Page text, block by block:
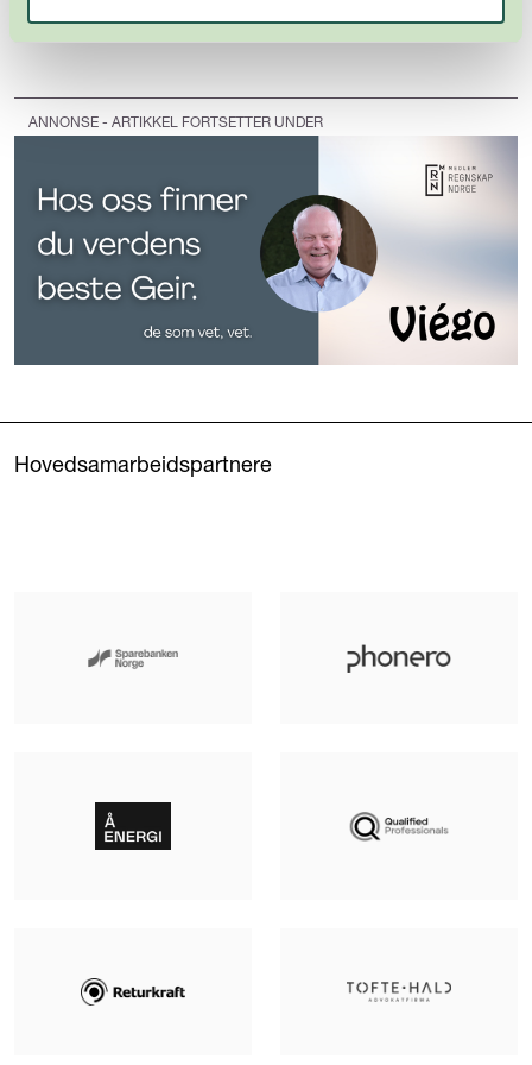
blir skapt denne høsten, sier Sharma.
ANNONSE - ARTIKKEL FORTSETTER UNDER
Hovedsamarbeidspartnere